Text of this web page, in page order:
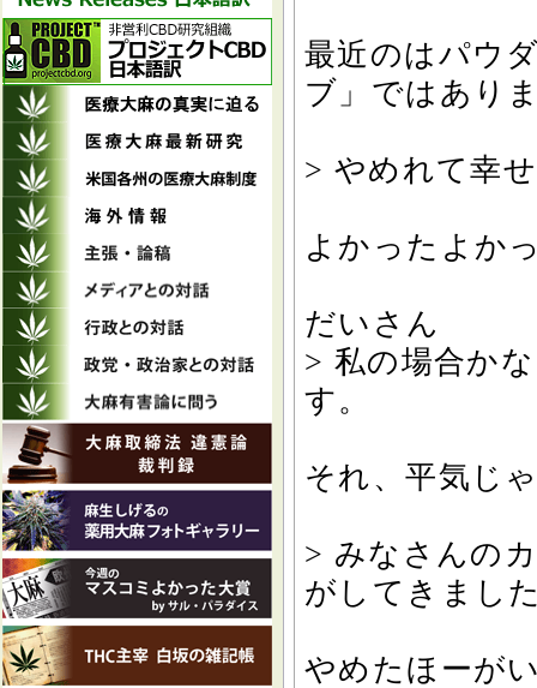
最近のはパウ
ブ」ではあり
> やめれて幸
よかったよか
だいさん
> 私の場合か
す。
それ、平気じ
> みなさんの
がしてきまし
やめたほーが